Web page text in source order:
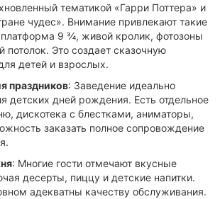
тематикой «Гарри Поттера» и
чудес». Внимание привлекают такие
платформа 9 ¾, живой кролик, фотозоны
потолок. Это создает сказочную
детей и взрослых.
праздников: Заведение идеально
детских дней рождения. Есть отдельное
дискотека с блестками, аниматоры,
заказать полное сопровождение
: Многие гости отмечают вкусные
десерты, пиццу и детские напитки.
адекватны качеству обслуживания.